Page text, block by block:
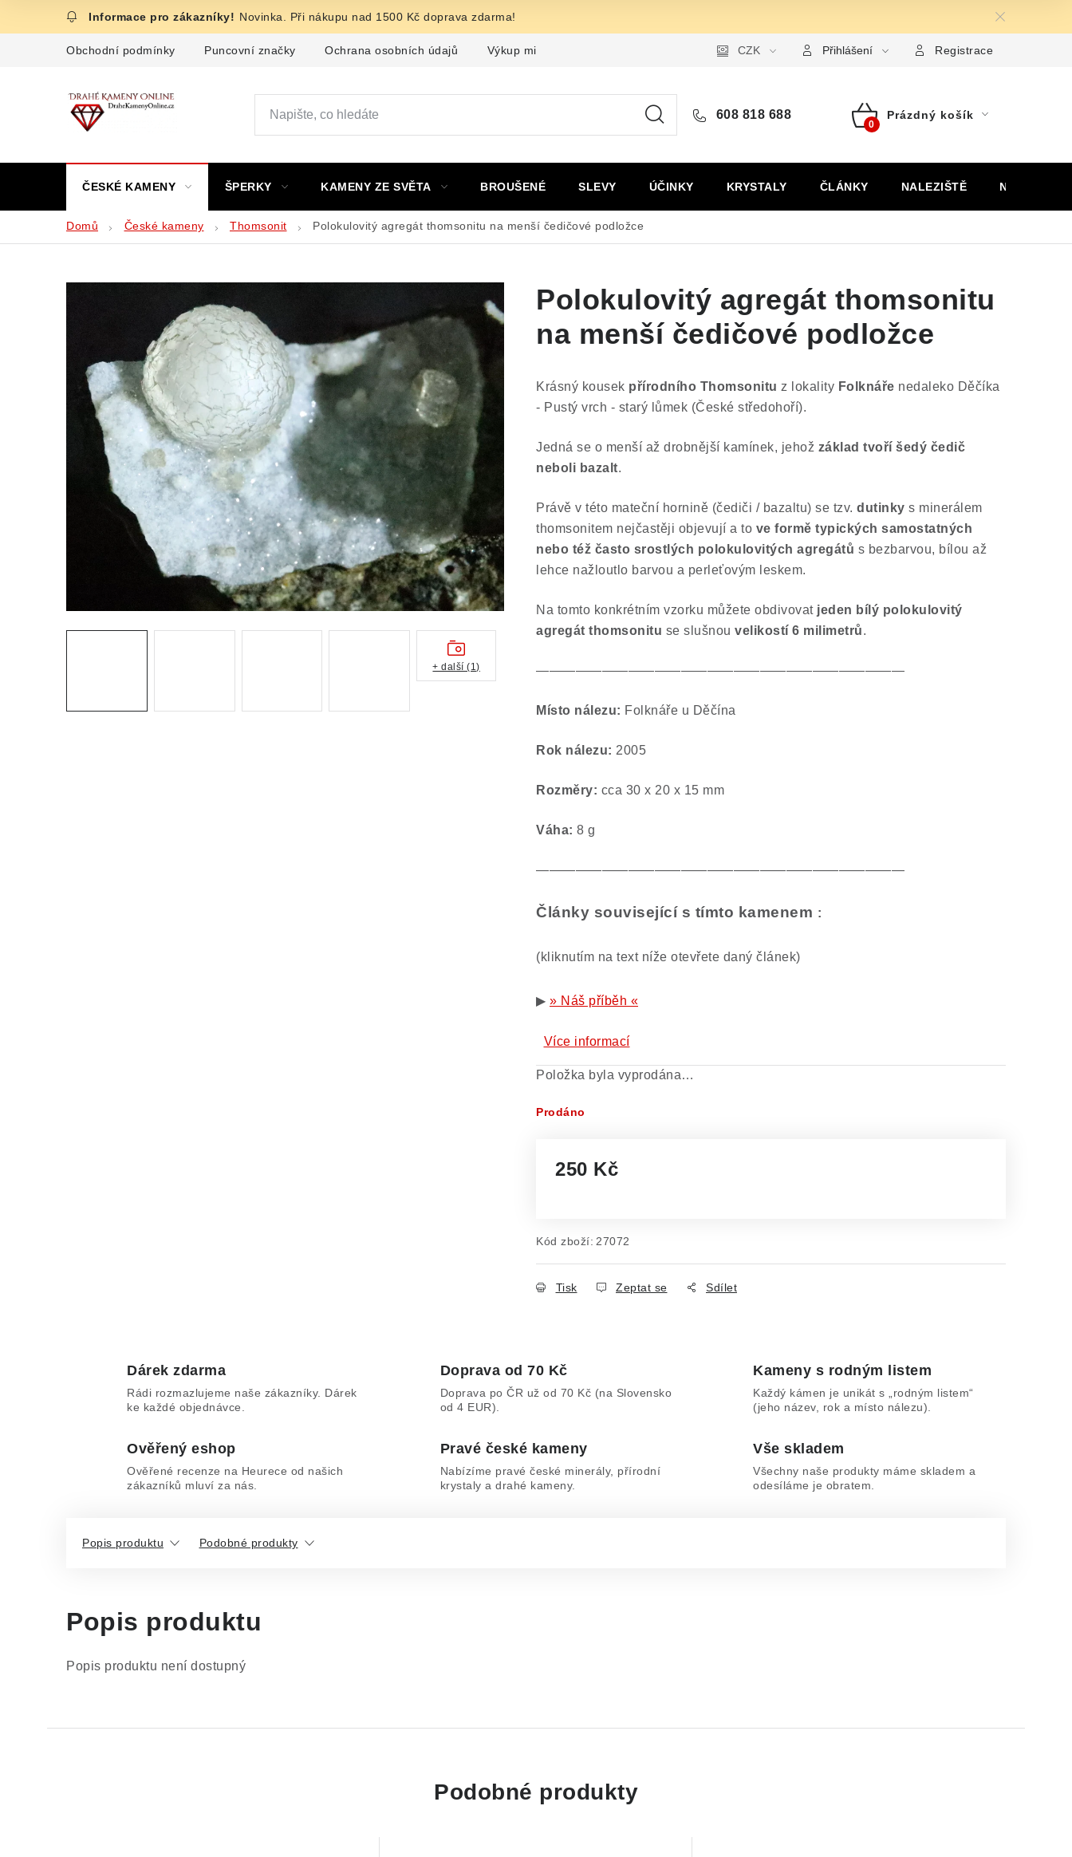
Novinka. Při nákupu nad 1500 Kč doprava zdarma!
Obchodní podmínky Puncovní značky Ochrana osobních údajů Výkup minerálů a drahých kamenů Formulář pro uplatnění reklamace Formulář pro odstoupení
CZK Přihlášení Registrace
608 818 688
Nákupní
Prázdný košík
ČESKÉ KAMENY ŠPERKY KAMENY ZE SVĚTA BROUŠENÉ SLEVY ÚČINKY KRYSTALY ČLÁNKY NALEZIŠTĚ NÁŠ PŘÍBĚH
Domů České kameny Thomsonit Polokulovitý agregát thomsonitu na menší čedičové podložce
Polokulovitý agregát thomsonitu
na menší čedičové podložce
Krásný kousek přírodního Thomsonitu z lokality Folknáře nedaleko Děčíka
- Pustý vrch - starý lůmek (České středohoří).
Jedná se o menší až drobnější kamínek, jehož základ tvoří šedý čedič
neboli bazalt.
Právě v této mateční hornině (čediči / bazaltu) se tzv. dutinky s minerálem
thomsonitem nejčastěji objevují a to ve formě typických samostatných
nebo též často srostlých polokulovitých agregátů s bezbarvou, bílou až
lehce nažloutlo barvou a perleťovým leskem.
Na tomto konkrétním vzorku můžete obdivovat jeden bílý polokulovitý
agregát thomsonitu se slušnou velikostí 6 milimetrů.
————————————————————————————
Místo nálezu: Folknáře u Děčína
Rok nálezu: 2005
Rozměry: cca 30 x 20 x 15 mm
Váha: 8 g
————————————————————————————
Články související s tímto kamenem :
(kliknutím na text níže otevřete daný článek)
▶ » Náš příběh «
Více informací
Položka byla vyprodána…
Prodáno
250 Kč
Kód zboží: 27072
Tisk Zeptat se Sdílet
+ další (1)
Dárek zdarma
Rádi rozmazlujeme naše zákazníky. Dárek
ke každé objednávce.
Doprava od 70 Kč
Doprava po ČR už od 70 Kč (na Slovensko
od 4 EUR).
Kameny s rodným listem
Každý kámen je unikát s „rodným listem“
(jeho název, rok a místo nálezu).
Ověřený eshop
Ověřené recenze na Heurece od našich
zákazníků mluví za nás.
Pravé české kameny
Nabízíme pravé české minerály, přírodní
krystaly a drahé kameny.
Vše skladem
Všechny naše produkty máme skladem a
odesíláme je obratem.
Popis produktu Podobné produkty
Popis produktu
Popis produktu není dostupný
Podobné produkty